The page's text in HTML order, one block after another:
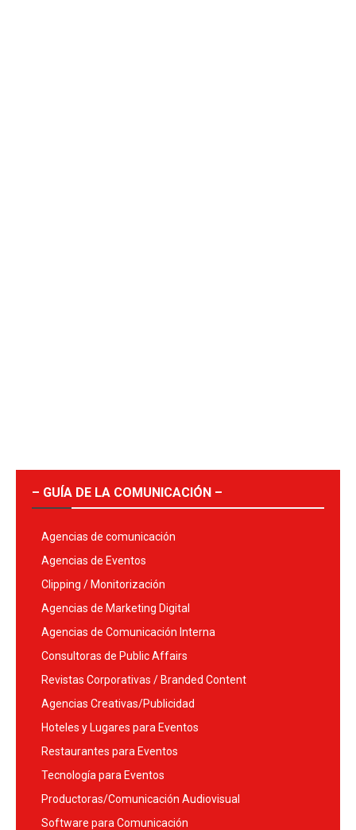
– GUÍA DE LA COMUNICACIÓN –
Agencias de comunicación
Agencias de Eventos
Clipping / Monitorización
Agencias de Marketing Digital
Agencias de Comunicación Interna
Consultoras de Public Affairs
Revistas Corporativas / Branded Content
Agencias Creativas/Publicidad
Hoteles y Lugares para Eventos
Restaurantes para Eventos
Tecnología para Eventos
Productoras/Comunicación Audiovisual
Software para Comunicación